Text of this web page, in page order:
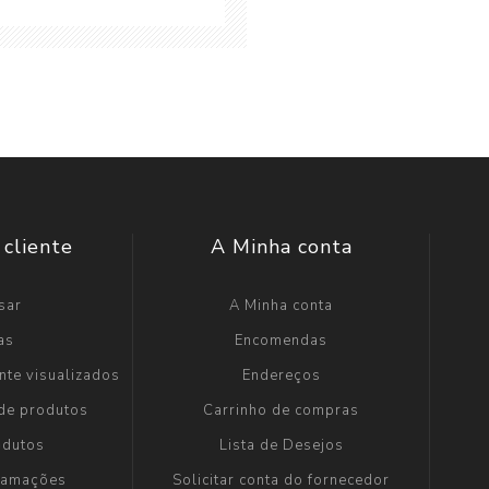
cliente
visualizados
produtos
A Minha conta
A Minha conta
Encomendas
Endereços
Carrinho de compras
Lista de Desejos
Solicitar conta do fornecedor